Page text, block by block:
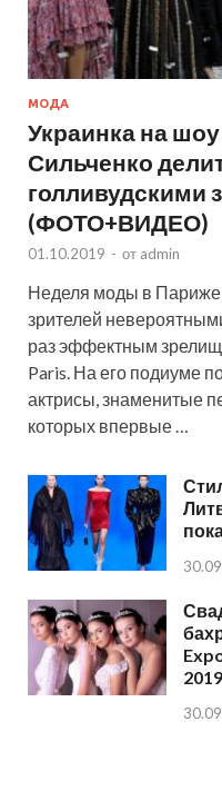
МОДА
Украинка на шоу
Сильченко
голливудскими
(ФОТО+ВИДЕО)
01.10.2019 - от admin
Неделя моды в Париже
зрителей
раз эффектным
Paris. На его подиуме
актрисы, знаменитые
которых впервые …
2019